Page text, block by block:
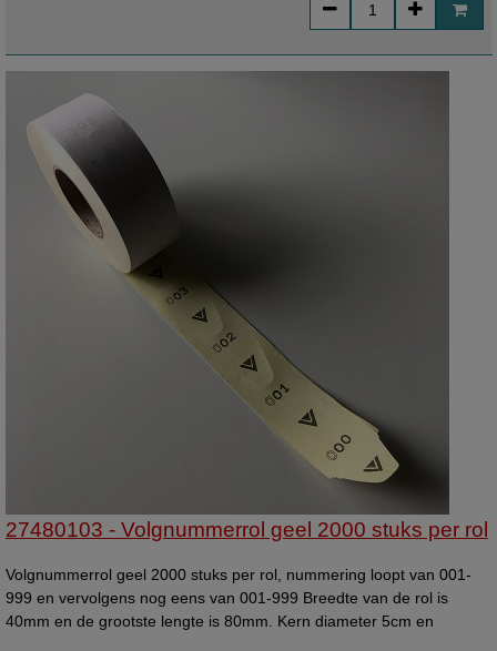
27480103 - Volgnummerrol geel 2000 stuks per rol
Volgnummerrol geel 2000 stuks per rol, nummering loopt van 001-
999 en vervolgens nog eens van 001-999 Breedte van de rol is
40mm en de grootste lengte is 80mm. Kern diameter 5cm en